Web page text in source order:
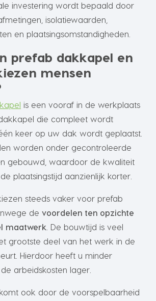
investering wordt bepaald door
isolatiewaarden,
en plaatsingsomstandigheden.
prefab dakkapel en
mensen
is een vooraf in de werkplaats
die compleet wordt
keer op uw dak wordt geplaatst.
worden onder gecontroleerde
gebouwd, waardoor de kwaliteit
plaatsingstijd aanzienlijk korter.
steeds vaker voor prefab
de voordelen ten opzichte
maatwerk . De bouwtijd is veel
grootste deel van het werk in de
Hierdoor heeft u minder
arbeidskosten lager.
ook door de voorspelbaarheid